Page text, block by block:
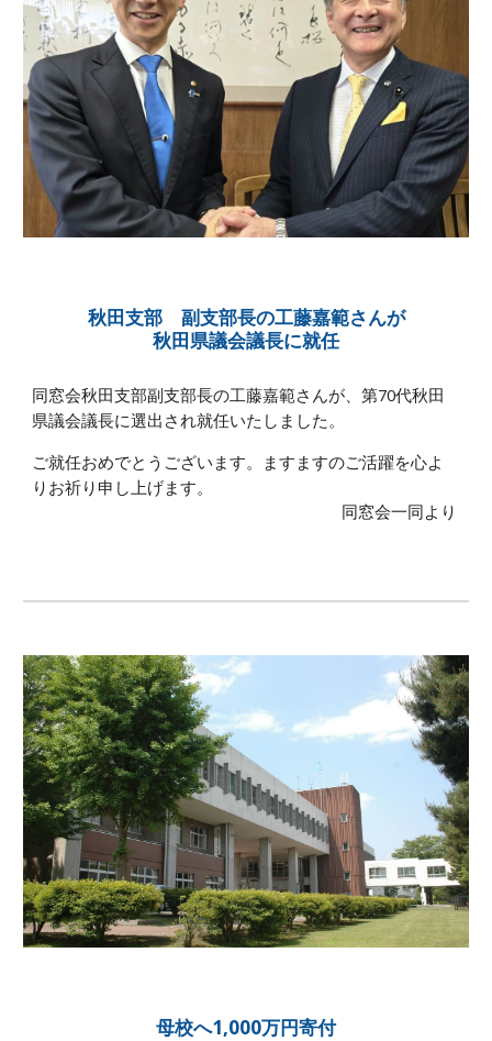
秋田支部 副支部長の工藤嘉範さんが
秋⽥県議会議⻑に就任
同窓会秋田支部副支部長の工藤嘉範さんが、第70代秋⽥
県議会議⻑に選出され就任いたしました。
ご就任おめでとうございます。ますますのご活躍を心よ
りお祈り申し上げます。
同窓会一同より
母校へ1,000万円寄付